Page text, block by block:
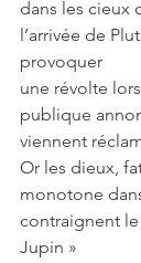
dans les cieux
l’arrivée de
provoquer
une révolte
publique
viennent
Or les dieux,
monotone
contraignent
Jupin »